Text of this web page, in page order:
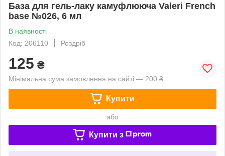
База для гель-лаку камуфлююча Valeri French
base №026, 6 мл
В наявності
Код: 206110
Роздріб
125 ₴
Мінімальна сума замовлення на сайті — 200 ₴
Купити
або
Купити з